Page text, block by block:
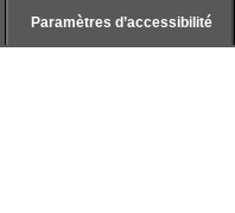
Paramètres d’accessibilité